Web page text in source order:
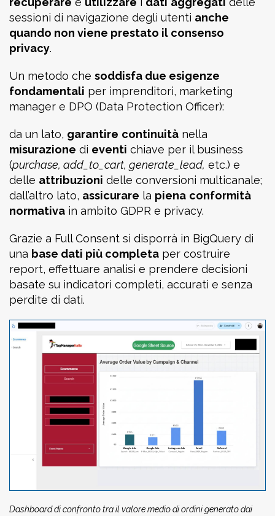
sessioni di navigazione degli utenti anche
quando non viene prestato il consenso
privacy.
Un metodo che soddisfa due esigenze
fondamentali per imprenditori, marketing
manager e DPO (Data Protection Officer):
da un lato, garantire continuità nella
misurazione di eventi chiave per il business
(purchase, add_to_cart, generate_lead, etc.) e
delle attribuzioni delle conversioni multicanale;
dall’altro lato, assicurare la piena conformità
normativa in ambito GDPR e privacy.
Grazie a Full Consent si disporrà in BigQuery di
una base dati più completa per costruire
report, effettuare analisi e prendere decisioni
basate su indicatori completi, accurati e senza
perdite di dati.
Dashboard di confronto tra il valore medio di ordini generato dai